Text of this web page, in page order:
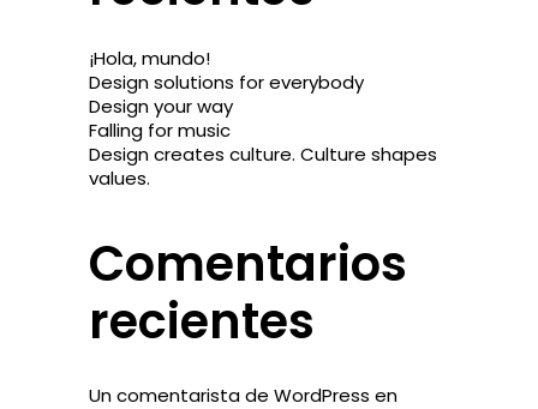
¡Hola, mundo!
Design solutions for everybody
Design your way
Falling for music
Design creates culture. Culture shapes
values.
Comentarios
recientes
Un comentarista de WordPress en